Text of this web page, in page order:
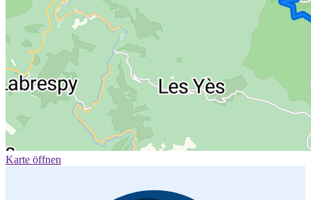
Karte öffnen